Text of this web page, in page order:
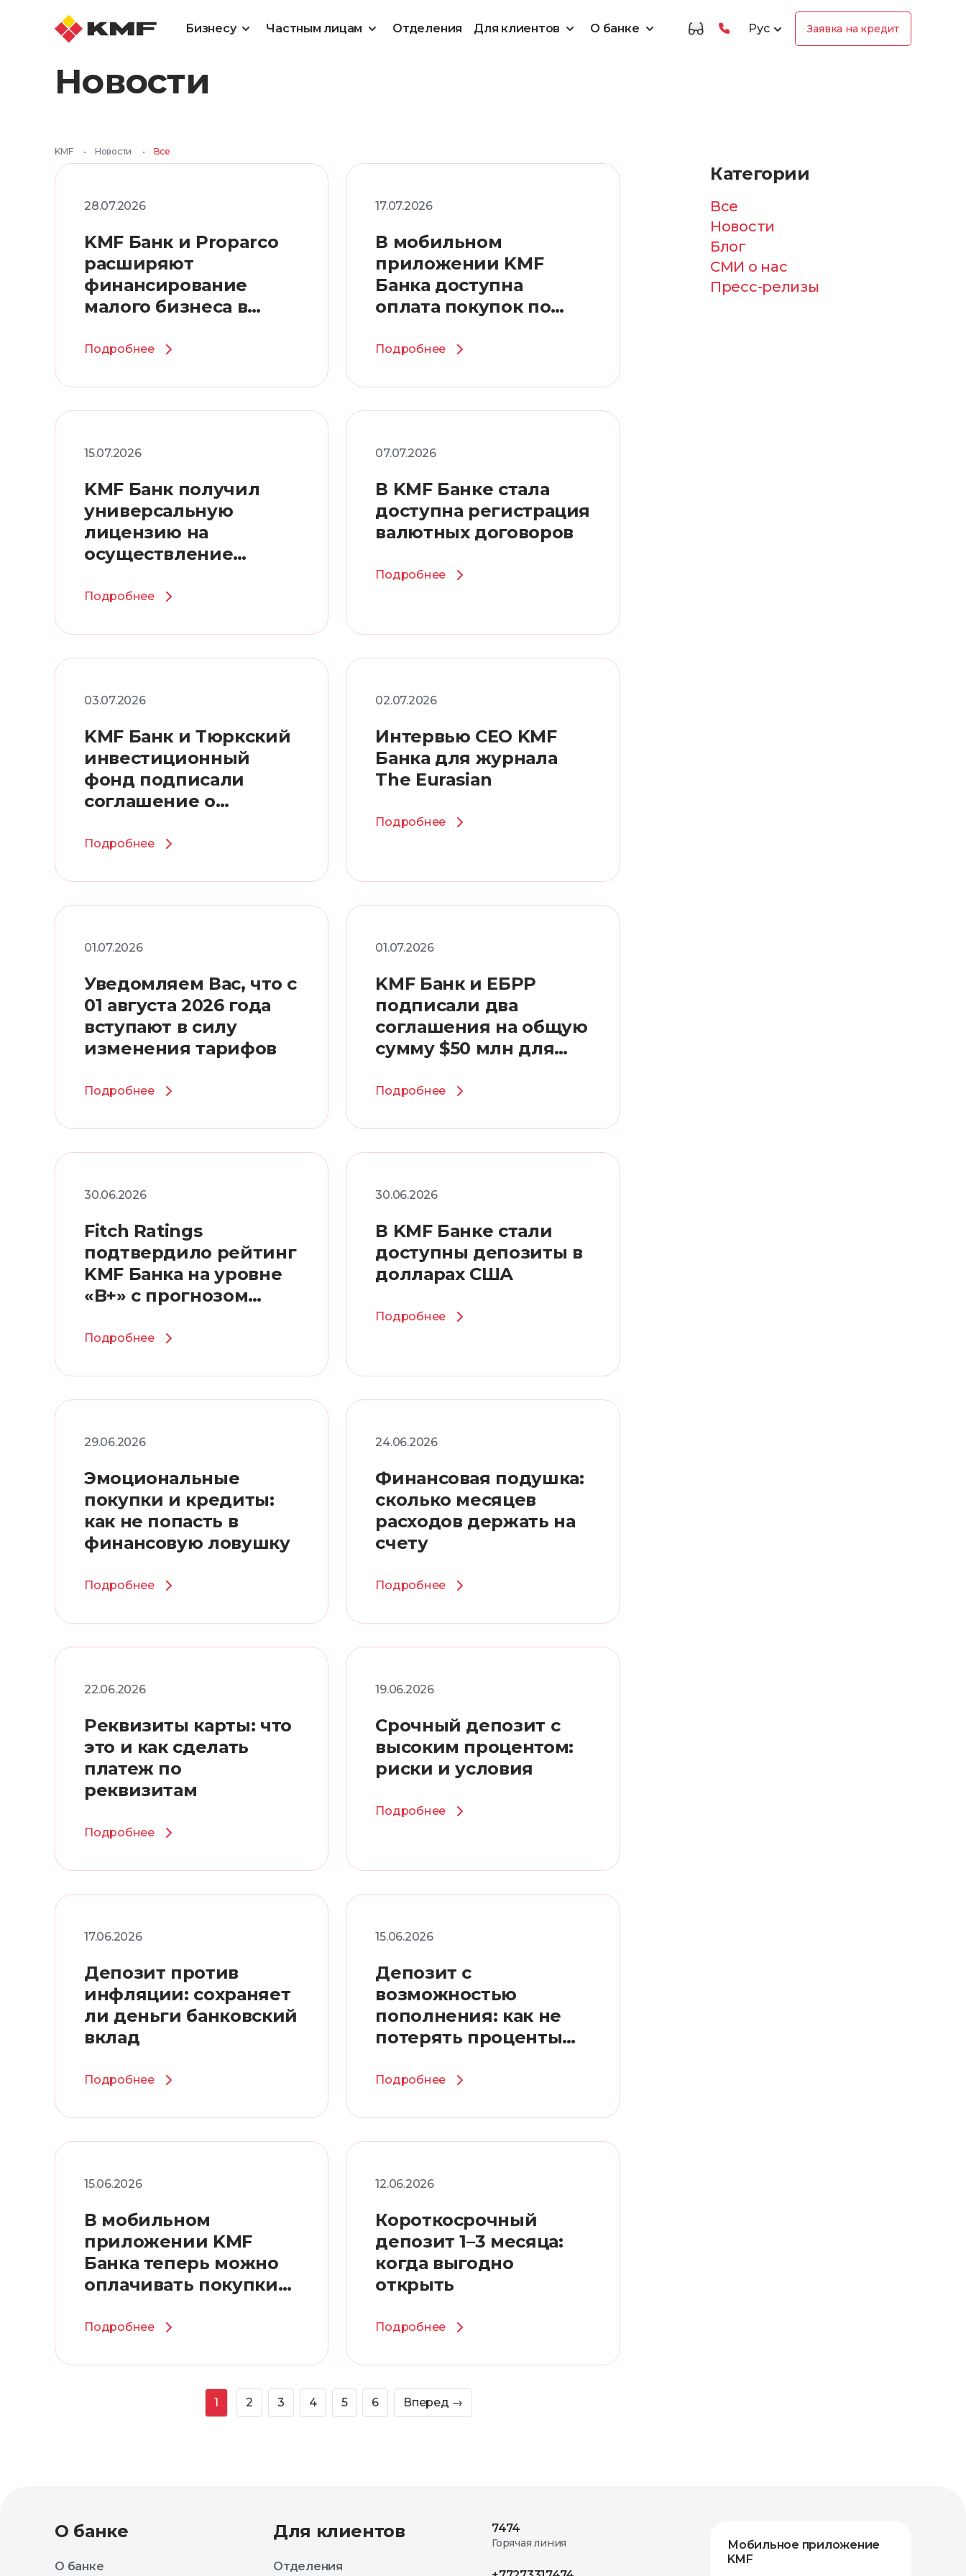
Бизнесу Частным лицам Отделения Для клиентов О банке Рус Заявка на кредит
Новости
KMF • Новости • Все
28.07.2026
KMF Банк и Proparco
расширяют
финансирование
малого бизнеса в
Подробнее
17.07.2026
В мобильном
приложении KMF
Банка доступна
оплата покупок по
Подробнее
15.07.2026
KMF Банк получил
универсальную
лицензию на
осуществление
Подробнее
07.07.2026
В KMF Банке стала
доступна регистрация
валютных договоров
Подробнее
03.07.2026
KMF Банк и Тюркский
инвестиционный
фонд подписали
соглашение о
сумму 10 млн
Подробнее
02.07.2026
Интервью CEO KMF
Банка для журнала
The Eurasian
Подробнее
01.07.2026
Уведомляем Вас, что с
01 августа 2026 года
вступают в силу
изменения тарифов
Подробнее
01.07.2026
KMF Банк и ЕБРР
подписали два
соглашения на общую
сумму $50 млн для
предпринимательств
Подробнее
30.06.2026
Fitch Ratings
подтвердило рейтинг
KMF Банка на уровне
«B+» с прогнозом
Подробнее
30.06.2026
В KMF Банке стали
доступны депозиты в
долларах США
Подробнее
29.06.2026
Эмоциональные
покупки и кредиты:
как не попасть в
финансовую ловушку
Подробнее
24.06.2026
Финансовая подушка:
сколько месяцев
расходов держать на
счету
Подробнее
22.06.2026
Реквизиты карты: что
это и как сделать
платеж по
реквизитам
Подробнее
19.06.2026
Срочный депозит с
высоким процентом:
риски и условия
Подробнее
17.06.2026
Депозит против
инфляции: сохраняет
ли деньги банковский
вклад
Подробнее
15.06.2026
Депозит с
возможностью
пополнения: как не
потерять проценты
Подробнее
15.06.2026
В мобильном
приложении KMF
Банка теперь можно
оплачивать покупки
Подробнее
12.06.2026
Короткосрочный
депозит 1–3 месяца:
когда выгодно
открыть
Подробнее
1 2 3 4 5 6 Вперед →
Категории
Все
Новости
Блог
СМИ о нас
Пресс-релизы
О банке
О банке
Для клиентов
Отделения
7474
Горячая линия
Мобильное приложение
KMF